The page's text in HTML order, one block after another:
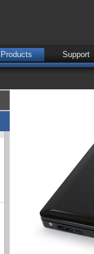
Products Support